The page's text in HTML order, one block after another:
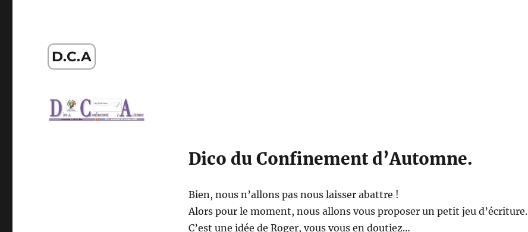
D.C.A
Dico du Confinement d’Automne.
Bien, nous n’allons pas nous laisser abattre !
Alors pour le moment, nous allons vous proposer un petit jeu d’écriture.
C’est une idée de Roger, vous vous en doutiez…